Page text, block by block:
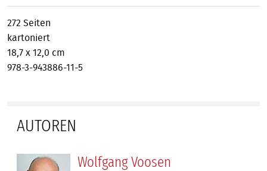
272 Seiten
kartoniert
18,7 x 12,0 cm
978-3-943886-11-5
AUTOREN
Wolfgang Voosen